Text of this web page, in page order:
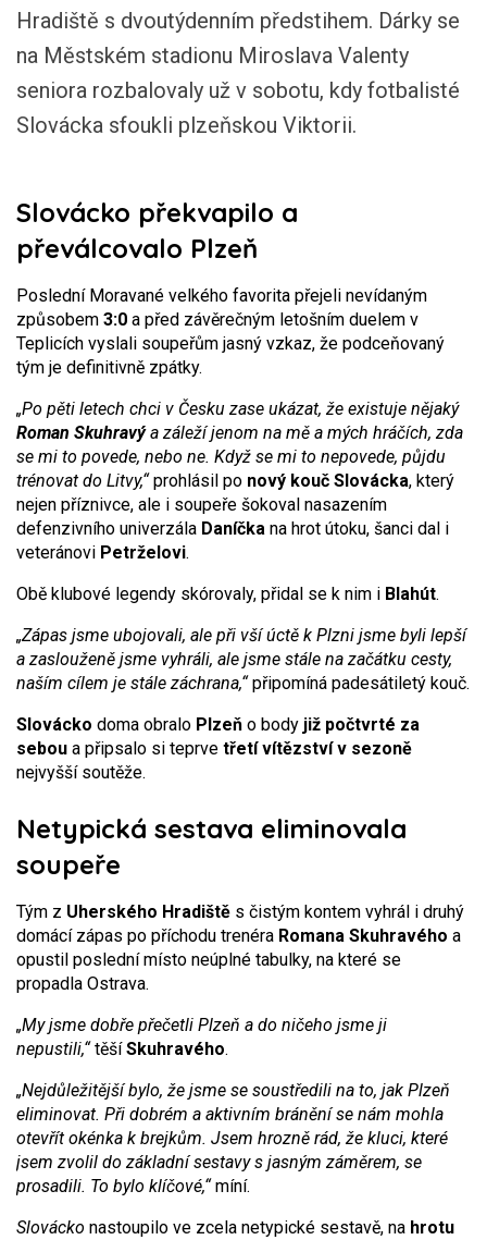
Hradiště s dvoutýdenním předstihem. Dárky se
na Městském stadionu Miroslava Valenty
seniora rozbalovaly už v sobotu, kdy fotbalisté
Slovácka sfoukli plzeňskou Viktorii.
Slovácko překvapilo a
převálcovalo Plzeň
Poslední Moravané velkého favorita přejeli nevídaným
způsobem 3:0 a před závěrečným letošním duelem v
Teplicích vyslali soupeřům jasný vzkaz, že podceňovaný
tým je definitivně zpátky.
„Po pěti letech chci v Česku zase ukázat, že existuje nějaký
Roman Skuhravýa záleží jenom na mě a mých hráčích, zda
se mi to povede, nebo ne. Když se mi to nepovede, půjdu
trénovat do Litvy,“prohlásil po nový kouč Slovácka, který
nejen příznivce, ale i soupeře šokoval nasazením
defenzivního univerzála Daníčka na hrot útoku, šanci dal i
veteránovi Petrželovi.
Obě klubové legendy skórovaly, přidal se k nim i Blahút.
„Zápas jsme ubojovali, ale při vší úctě k Plzni jsme byli lepší
a zaslouženě jsme vyhráli, ale jsme stále na začátku cesty,
naším cílem je stále záchrana,“připomíná padesátiletý kouč.
Slovácko doma obralo Plzeň o body již počtvrté za
sebou a připsalo si teprve třetí vítězství v sezoně
nejvyšší soutěže.
Netypická sestava eliminovala
soupeře
Tým z Uherského Hradiště s čistým kontem vyhrál i druhý
domácí zápas po příchodu trenéra Romana Skuhravého a
opustil poslední místo neúplné tabulky, na které se
propadla Ostrava.
„My jsme dobře přečetli Plzeň a do ničeho jsme ji
nepustili,“těšíSkuhravého.
„Nejdůležitější bylo, že jsme se soustředili na to, jak Plzeň
eliminovat. Při dobrém a aktivním bránění se nám mohla
otevřít okénka k brejkům. Jsem hrozně rád, že kluci, které
jsem zvolil do základní sestavy s jasným záměrem, se
prosadili. To bylo klíčové,“míní.
Slovácko nastoupilo ve zcela netypické sestavě, na hrotu